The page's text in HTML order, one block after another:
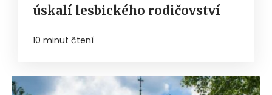
úskalí lesbického rodičovství
10 minut čtení